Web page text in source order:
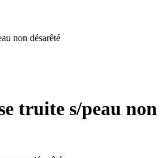
non désarêté
truite s/peau non